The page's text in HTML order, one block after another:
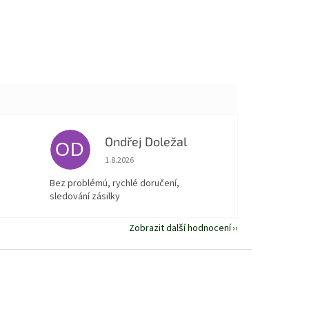
z 5 hvězdiček.OD Ondřej Doležal
Hodnocení obchodu je 5 z 5 hvězdiček.
1.8.2026
Bez problémú, rychlé doručení,
sledování zásilky
Zobrazit další hodnocení